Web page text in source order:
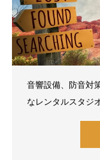
音響設備、防音対
なレンタルスタジ